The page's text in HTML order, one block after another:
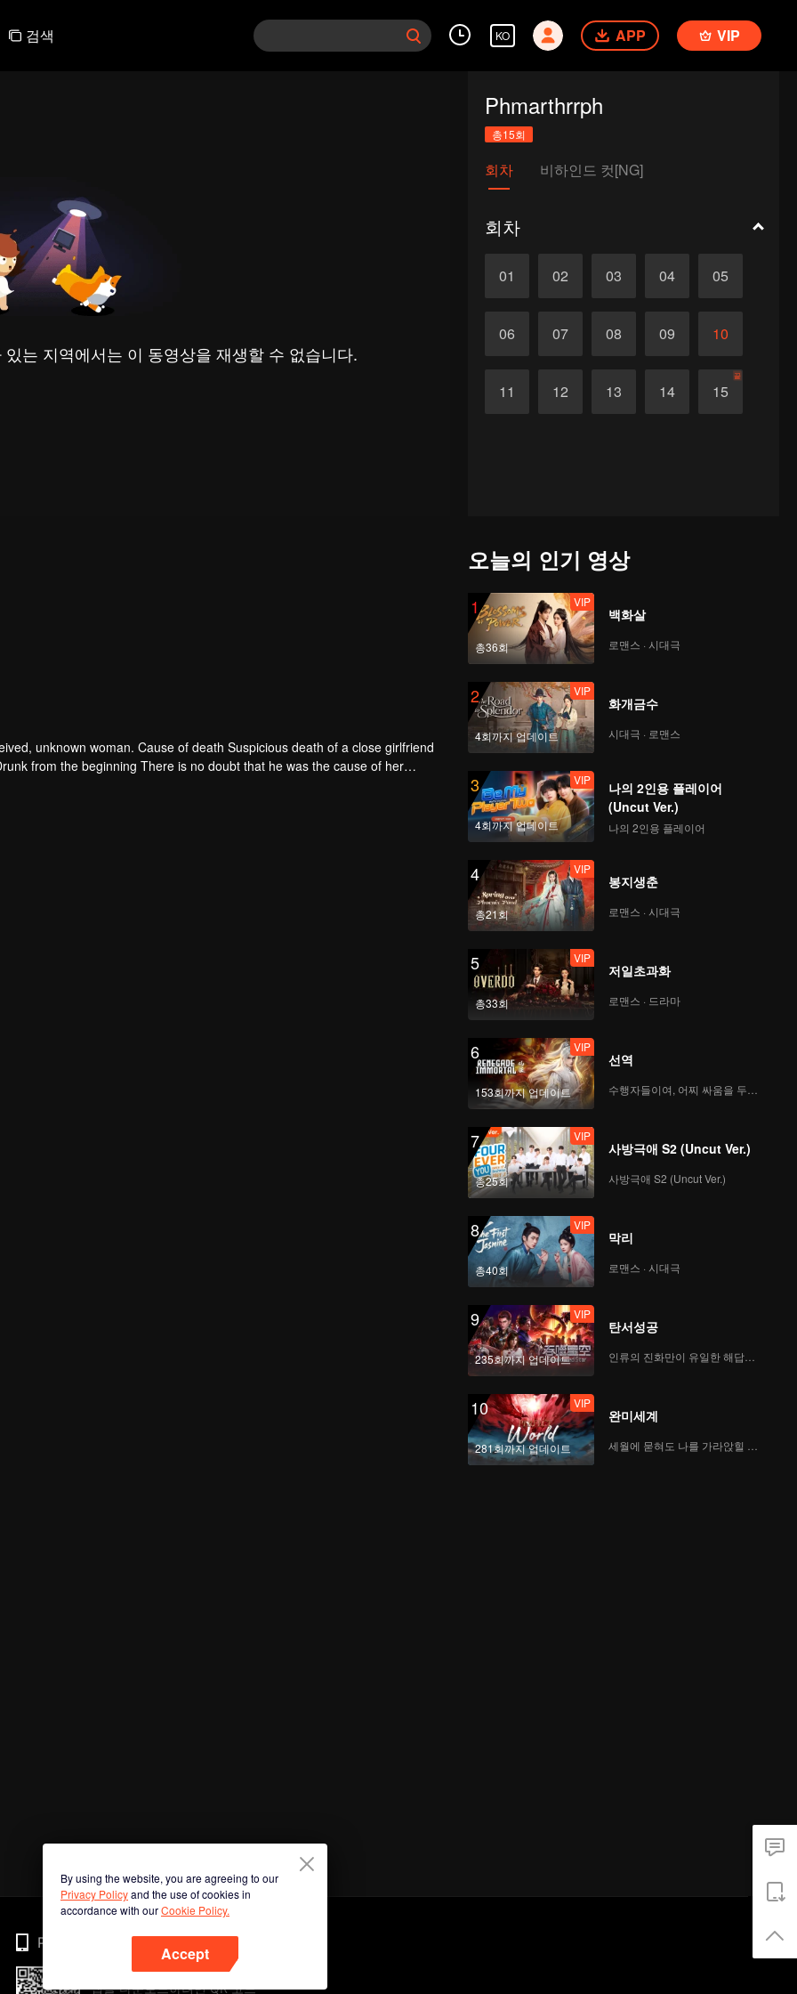
검색 KO APP VIP
는 지역에서는 이 동영상을 재생할 수 없습니다.
Phmarthrrph
총15회
회차 비하인드 컷[NG]
회차
01 02 03 04 05
06 07 08 09 10
11 12 13 14 15
끝
unknown woman. Cause of death Suspicious death of a close girlfriend
from the beginning There is no doubt that he was the cause of her
give up some reasons. At the same time, Yu tried to attract her attention.
오늘의 인기 영상
1
총36회
VIP
백화살
로맨스 · 시대극
2
4회까지 업데이트
VIP
화개금수
시대극 · 로맨스
3
4회까지 업데이트
VIP
나의 2인용 플레이어
(Uncut Ver.)
나의 2인용 플레이어
4
총21회
VIP
봉지생춘
로맨스 · 시대극
5
총33회
VIP
저일초과화
로맨스 · 드라마
6
153회까지 업데이트
VIP
선역
7
총25회
VIP
사방극애 S2 (Uncut Ver.)
사방극애 S2 (Uncut Ver.)
8
총40회
VIP
막리
로맨스 · 시대극
9
235회까지 업데이트
VIP
탄서성공
인류의 진화만이 유일한 해답이다
10
281회까지 업데이트
VIP
완미세계
By using the website, you are agreeing to our
Privacy Policyand the use of cookies in
accordance with ourCookie Policy.
Accept
Phone
앱을 다운로드하려면 QR 코드